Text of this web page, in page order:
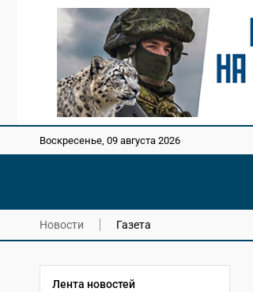
Воскресенье, 09 августа 2026
Новости Газета
Лента новостей